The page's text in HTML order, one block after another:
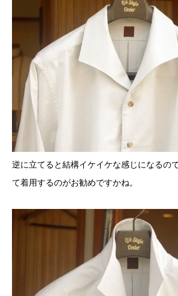
逆に立てると結構イケイケな感じになるの
て着用するのがお勧めですかね。